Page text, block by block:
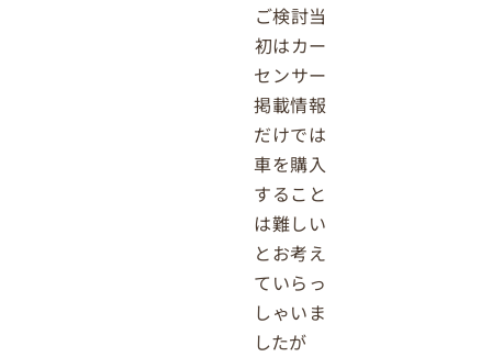
ご検討当
初はカー
センサー
掲載情報
だけでは
車を購入
すること
は難しい
とお考え
ていらっ
しゃいま
したが